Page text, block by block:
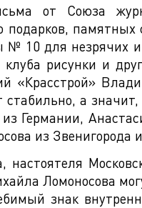
от Союза
№ 10 для незрячих
рисунки и
«Красстрой»
а
Германии,
из Звенигорода
Ломоносова
знак